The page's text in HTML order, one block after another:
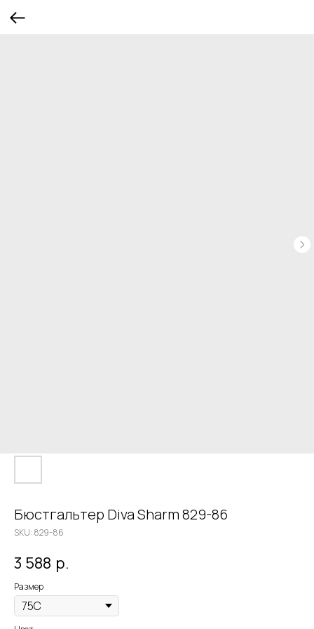
Бюстгальтер Diva Sharm 829-86
SKU: 829-86
3 588 р.
Размер